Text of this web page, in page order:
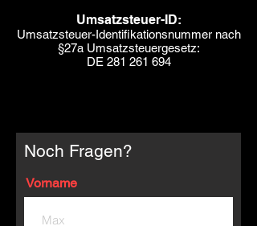
Umsatzsteuer-ID:
Umsatzsteuer-Identifikationsnummer nach
§27a Umsatzsteuergesetz:
DE 281 261 694
Noch Fragen?
Vorname